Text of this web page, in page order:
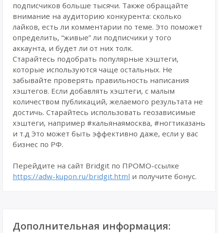
подписчиков больше тысячи. Также обращайте
внимание на аудиторию конкурента: сколько
лайков, есть ли комментарии по теме. Это поможет
определить, “живые” ли подписчики у того
аккаунта, и будет ли от них толк.
Старайтесь подобрать популярные хэштеги,
которые используются чаще остальных. Не
забывайте проверять правильность написания
хэштегов. Если добавлять хэштеги, с малым
количеством публикаций, желаемого результата не
достичь. Старайтесь использовать геозависимые
хэштеги, например #кальянаямосква, #ногтиказань
и т.д Это может быть эффективно даже, если у вас
бизнес по РФ.
Перейдите на сайт Bridgit по ПРОМО-ссылке
https://adw-kupon.ru/bridgit.html и получите бонус.
Дополнительная информация: